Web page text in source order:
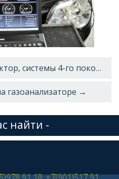
← Плановое ТО (инжектор, системы 4-го поколения, 4 цил.)
газоанализаторе →
найти -